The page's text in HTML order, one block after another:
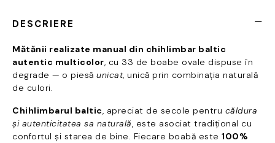
DESCRIERE
Mătănii realizate manual din chihlimbar baltic
autentic multicolor, cu 33 de boabe ovale dispuse în
degrade — o piesă unicat, unică prin combinația naturală
de culori.
Chihlimbarul baltic, apreciat de secole pentru căldura
și autenticitatea sa naturală, este asociat tradițional cu
confortul și starea de bine. Fiecare boabă este 100%